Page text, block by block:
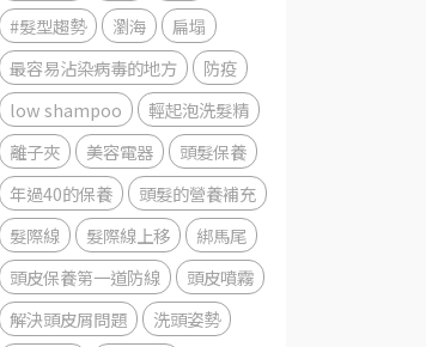
#髮型趨勢
瀏海
扁塌
最容易沾染病毒的地方
防疫
low shampoo
輕起泡洗髮精
離子夾
美容電器
頭髮保養
年過40的保養
頭髮的營養補充
髮際線
髮際線上移
綁馬尾
頭皮保養第一道防線
頭皮噴霧
解決頭皮屑問題
洗頭姿勢